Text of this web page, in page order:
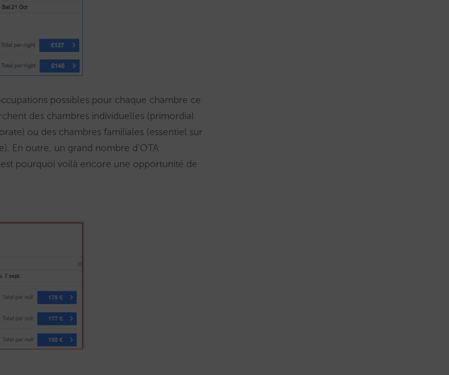
possibles pour chaque chambre ce
des chambres individuelles (primordial
ou des chambres familiales (essentiel sur
En outre, un grand nombre d’OTA
pourquoi voilà encore une opportunité de